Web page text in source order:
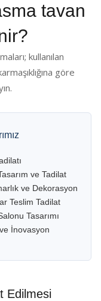
tavan
kullanılan
göre
ve Tadilat
ve Dekorasyon
Teslim Tadilat
Tasarımı
İnovasyon
Edilmesi